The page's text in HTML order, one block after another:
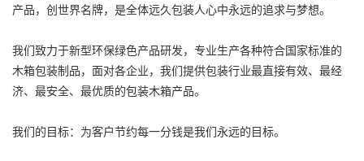
产品，创世界名牌，是全体远久包装人心中永远的追求与梦想。
我们致力于新型环保绿色产品研发，专业生产各种符合国家标准的
木箱包装制品，面对各企业，我们提供包装行业最直接有效、最经
济、最安全、最优质的包装木箱产品。
我们的目标：为客户节约每一分钱是我们永远的目标。